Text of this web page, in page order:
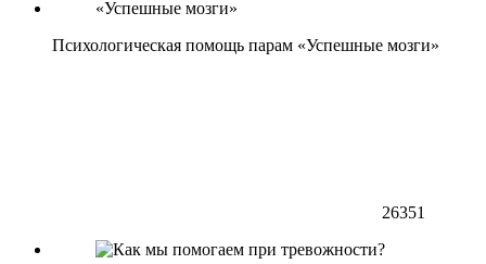
Психологическая помощь парам «Успешные мозги»
26351